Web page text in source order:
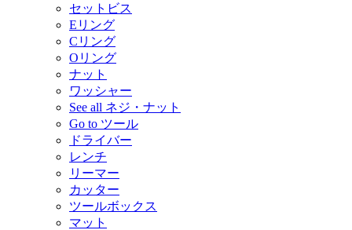
セットビス
Eリング
Cリング
Oリング
ナット
ワッシャー
See all ネジ・ナット
Go to ツール
ドライバー
レンチ
リーマー
カッター
ツールボックス
マット